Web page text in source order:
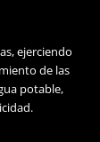
ejerciendo
de las
potable,